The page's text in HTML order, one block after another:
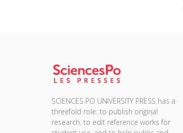
SCIENCES PO UNIVERSITY PRESS has a
threefold role: to publish original
research, to edit reference works for